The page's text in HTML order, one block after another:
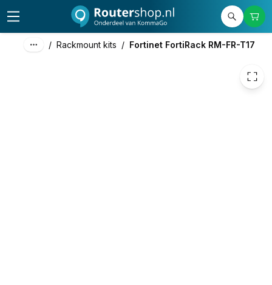
/ Rackmount kits / Fortinet FortiRack RM-FR-T17
excl. btw
incl. btw